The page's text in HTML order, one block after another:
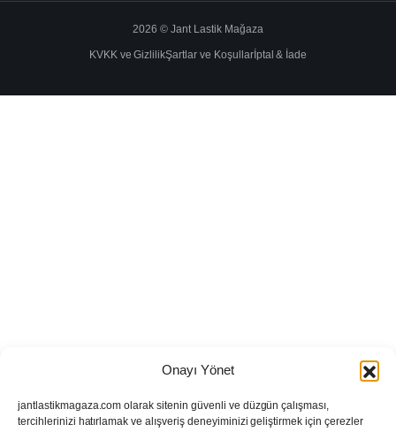
Onayı Yönet
jantlastikmagaza.com olarak sitenin güvenli ve düzgün çalışması,
tercihlerinizi hatırlamak ve alışveriş deneyiminizi geliştirmek için çerezler
2026 © Jant Lastik Mağaza
KVKK ve GizlilikŞartlar ve Koşullarİptal & İade